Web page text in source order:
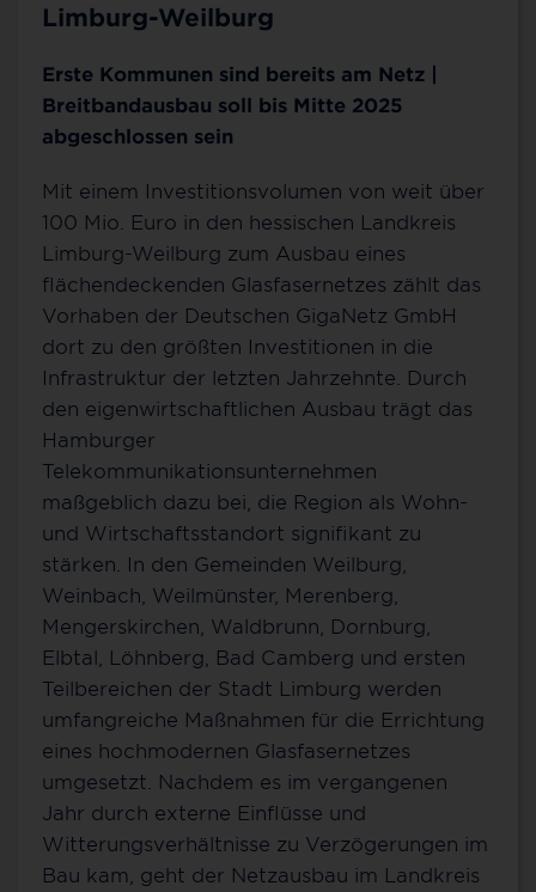
Limburg-Weilburg
Erste Kommunen sind bereits am Netz |
Breitbandausbau soll bis Mitte 2025
abgeschlossen sein
Mit einem Investitionsvolumen von weit über
100 Mio. Euro in den hessischen Landkreis
Limburg-Weilburg zum Ausbau eines
flächendeckenden Glasfasernetzes zählt das
Vorhaben der Deutschen GigaNetz GmbH
dort zu den größten Investitionen in die
Infrastruktur der letzten Jahrzehnte. Durch
den eigenwirtschaftlichen Ausbau trägt das
Hamburger
Telekommunikationsunternehmen
maßgeblich dazu bei, die Region als Wohn-
und Wirtschaftsstandort signifikant zu
stärken. In den Gemeinden Weilburg,
Weinbach, Weilmünster, Merenberg,
Mengerskirchen, Waldbrunn, Dornburg,
Elbtal, Löhnberg, Bad Camberg und ersten
Teilbereichen der Stadt Limburg werden
umfangreiche Maßnahmen für die Errichtung
eines hochmodernen Glasfasernetzes
umgesetzt. Nachdem es im vergangenen
Jahr durch externe Einflüsse und
Witterungsverhältnisse zu Verzögerungen im
Bau kam, geht der Netzausbau im Landkreis